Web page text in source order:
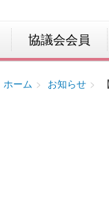
協議会会員
ホーム お知らせ